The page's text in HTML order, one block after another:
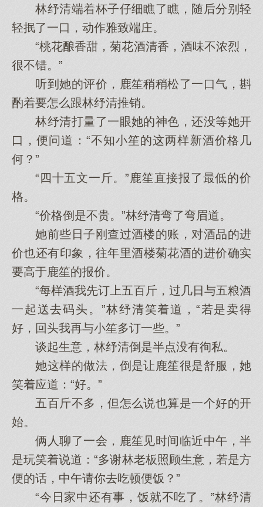
林纾清端着杯子仔细瞧了瞧，随后分别轻
轻抿了一口，动作雅致端庄。
“桃花酿香甜，菊花酒清香，酒味不浓烈，
很不错。”
听到她的评价，鹿笙稍稍松了一口气，斟
酌着要怎么跟林纾清推销。
林纾清打量了一眼她的神色，还没等她开
口，便问道：“不知小笙的这两样新酒价格几
何？”
“四十五文一斤。”鹿笙直接报了最低的价
格。
“价格倒是不贵。”林纾清弯了弯眉道。
她前些日子刚查过酒楼的账，对酒品的进
价也还有印象，往年里酒楼菊花酒的进价确实
要高于鹿笙的报价。
“每样酒我先订上五百斤，过几日与五粮酒
一起送去码头。”林纾清笑着道，“若是卖得
好，回头我再与小笙多订一些。”
谈起生意，林纾清倒是半点没有徇私。
她这样的做法，倒是让鹿笙很是舒服，她
笑着应道：“好。”
五百斤不多，但怎么说也算是一个好的开
始。
俩人聊了一会，鹿笙见时间临近中午，半
是玩笑着说道：“多谢林老板照顾生意，若是方
便的话，中午请你去吃顿便饭？”
“今日家中还有事，饭就不吃了。”林纾清